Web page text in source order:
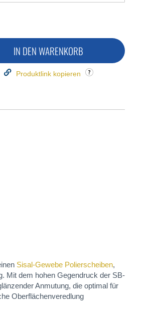
IN DEN WARENKORB
Produktlink kopieren
Sisal-Gewebe Polierscheiben,
Mit dem hohen Gegendruck der SB-
Anmutung, die optimal für
Oberflächenveredlung